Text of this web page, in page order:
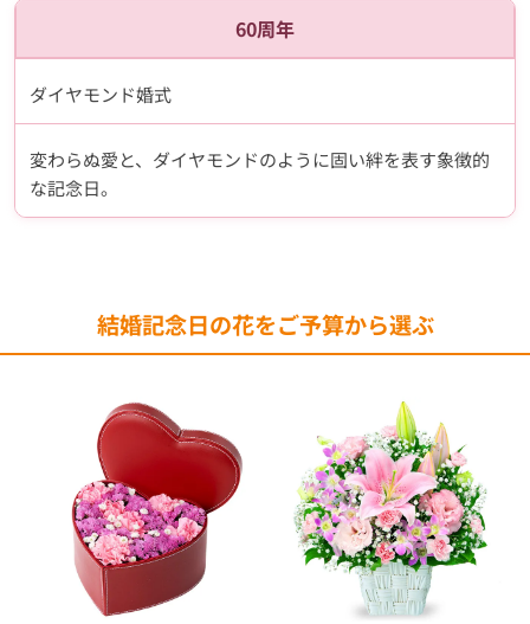
60周年
ダイヤモンド婚式
変わらぬ愛と、ダイヤモンドのように固い絆を表す象徴的
な記念日。
結婚記念日の花をご予算から選ぶ